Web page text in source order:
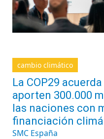
cambio climático
La COP29
aporten 300.000
las naciones con
financiación
SMC España